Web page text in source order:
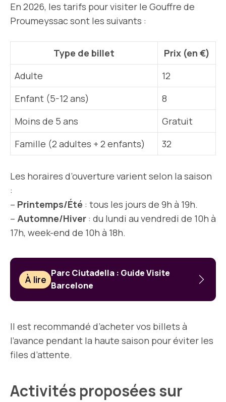
En 2026, les tarifs pour visiter le Gouffre de
Proumeyssac sont les suivants :
Type de billet
Prix (en €)
Adulte
12
Enfant (5-12 ans)
8
Moins de 5 ans
Gratuit
Famille (2 adultes + 2 enfants)
32
Les horaires d’ouverture varient selon la saison
:
– Printemps/Été : tous les jours de 9h à 19h.
– Automne/Hiver : du lundi au vendredi de 10h à
17h, week-end de 10h à 18h.
À lire
Parc Ciutadella : Guide Visite
Barcelone
Il est recommandé d’acheter vos billets à
l’avance pendant la haute saison pour éviter les
files d’attente.
Activités proposées sur